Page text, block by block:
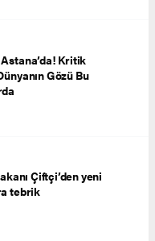
Kritik
Gözü Bu
Çiftçi’den yeni
tebrik